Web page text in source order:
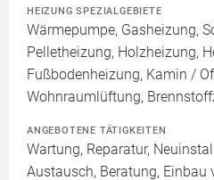
HEIZUNG SPEZIALGEBIETE
Wärmepumpe, Gasheizung,
Pelletheizung, Holzheizung,
Fußbodenheizung, Kamin /
Wohnraumlüftung,
ANGEBOTENE TÄTIGKEITEN
Wartung, Reparatur,
Austausch, Beratung, Einbau